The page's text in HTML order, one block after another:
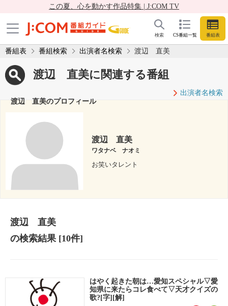
この夏、心を動かす作品特集 | J:COM TV
CS番組一覧 番組表
検索
番組表 番組検索 出演者名検索 渡辺 直美
渡辺 直美に関連する番組
出演者名検索
渡辺 直美のプロフィール
渡辺 直美
ワタナベ ナオミ
お笑いタレント
渡辺 直美
の検索結果[10件]
はやく起きた朝は…愛知スペシャル▽愛
知県に来たらコレ食べて▽天才クイズの
歌?[字][解]